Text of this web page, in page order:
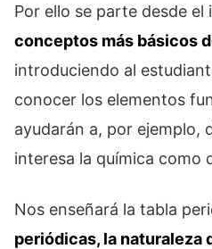
Por ello se parte desde el
conceptos más básicos
introduciendo al
conocer los elementos
ayudarán a, por ejemplo,
interesa la química como
Nos enseñará la tabla
periódicas, la naturaleza